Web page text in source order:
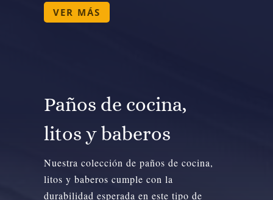
VER MÁS
Paños de cocina,
litos y baberos
Nuestra colección de paños de cocina,
litos y baberos cumple con la
durabilidad esperada en este tipo de